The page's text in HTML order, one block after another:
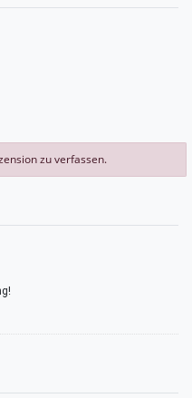
zu verfassen.